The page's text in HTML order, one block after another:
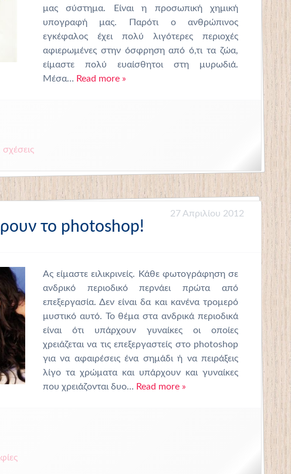
μας σύστημα. Είναι η προσωπική χημική
υπογραφή μας. Παρότι ο ανθρώπινος
εγκέφαλος έχει πολύ λιγότερες περιοχές
αφιερωμένες στην όσφρηση από ό,τι τα ζώα,
είμαστε πολύ ευαίσθητοι στη μυρωδιά.
Μέσα… Read more »
σχέσεις
27 Απριλίου 2012
το photoshop!
Ας είμαστε ειλικρινείς. Κάθε φωτογράφηση σε
ανδρικό περιοδικό περνάει πρώτα από
επεξεργασία. Δεν είναι δα και κανένα τρομερό
μυστικό αυτό. Το θέμα στα ανδρικά περιοδικά
είναι ότι υπάρχουν γυναίκες οι οποίες
χρειάζεται να τις επεξεργαστείς στο photoshop
για να αφαιρέσεις ένα σημάδι ή να πειράξεις
λίγο τα χρώματα και υπάρχουν και γυναίκες
που χρειάζονται δυο… Read more »